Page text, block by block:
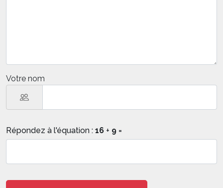
Votre nom
Répondez à l'équation : 16 + 9 =